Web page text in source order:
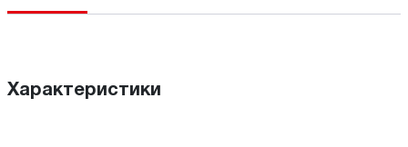
Характеристики